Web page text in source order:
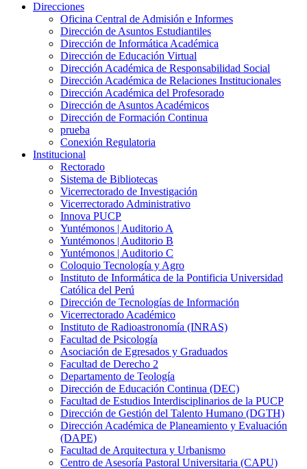
Direcciones
Oficina Central de Admisión e Informes
Dirección de Asuntos Estudiantiles
Dirección de Informática Académica
Dirección de Educación Virtual
Dirección Académica de Responsabilidad Social
Dirección Académica de Relaciones Institucionales
Dirección Académica del Profesorado
Dirección de Asuntos Académicos
Dirección de Formación Continua
prueba
Conexión Regulatoria
Institucional
Rectorado
Sistema de Bibliotecas
Vicerrectorado de Investigación
Vicerrectorado Administrativo
Innova PUCP
Yuntémonos | Auditorio A
Yuntémonos | Auditorio B
Yuntémonos | Auditorio C
Coloquio Tecnología y Agro
Instituto de Informática de la Pontificia Universidad
Católica del Perú
Dirección de Tecnologías de Información
Vicerrectorado Académico
Instituto de Radioastronomía (INRAS)
Facultad de Psicología
Asociación de Egresados y Graduados
Facultad de Derecho 2
Departamento de Teología
Dirección de Educación Continua (DEC)
Facultad de Estudios Interdisciplinarios de la PUCP
Dirección de Gestión del Talento Humano (DGTH)
Dirección Académica de Planeamiento y Evaluación
(DAPE)
Facultad de Arquitectura y Urbanismo
Centro de Asesoría Pastoral Universitaria (CAPU)